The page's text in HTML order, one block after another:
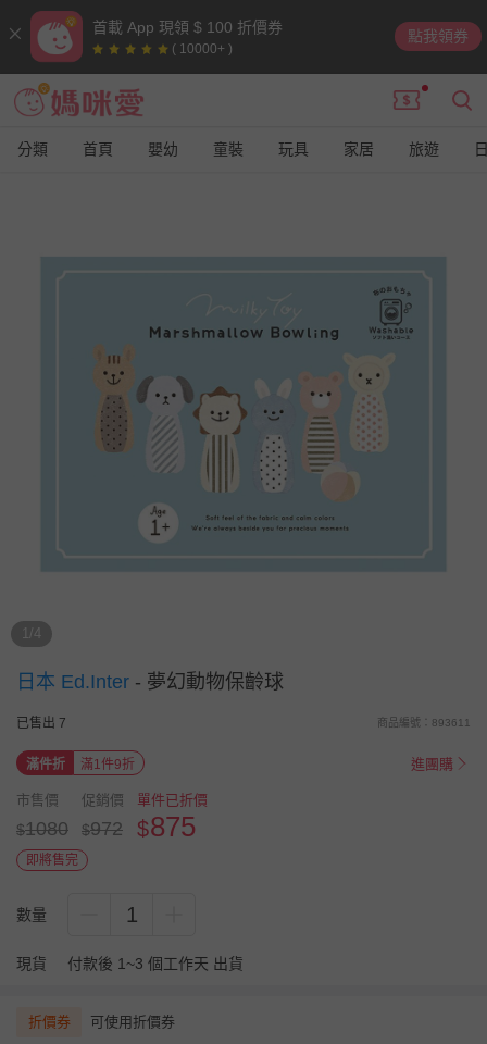
首載 App 現領 $ 100 折價券
( 10000+ )
點我領券
分類 首頁 嬰幼 童裝 玩具 家居 旅遊
1/4
日本 Ed.Inter - 夢幻動物保齡球
已售出 7 商品編號：893611
滿件折 滿1件9折 進團購
市售價
$1080
促銷價
$972
單件已折價
$875
即將售完
數量 1
現貨 付款後 1~3 個工作天 出貨
折價券 可使用折價券